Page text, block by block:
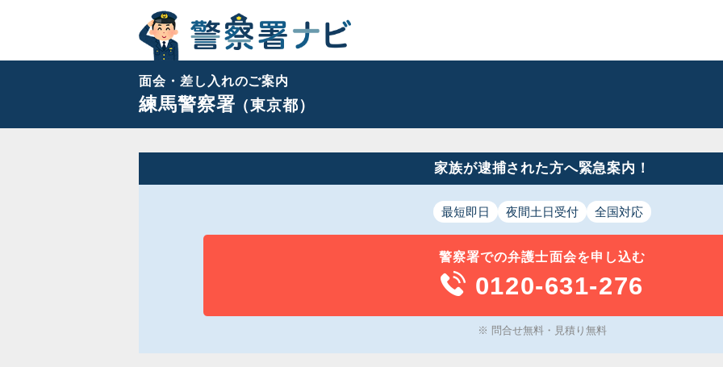
面会・差し入れのご案内
練馬警察署（東京都）
家族が逮捕された方へ緊急案内！
最短即日 夜間土日受付 全国対応
警察署での弁護士面会を申し込む
0120-631-276
※ 問合せ無料・見積り無料